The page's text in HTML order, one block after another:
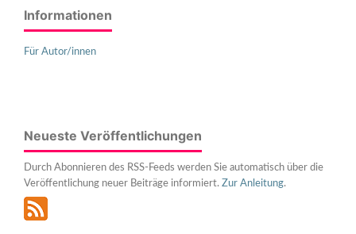
Informationen
Für Autor/innen
Neueste Veröffentlichungen
Durch Abonnieren des RSS-Feeds werden Sie automatisch über die
Veröffentlichung neuer Beiträge informiert. Zur Anleitung.